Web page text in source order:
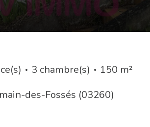
3 chambre(s)
150 m²
des-Fossés (03260)